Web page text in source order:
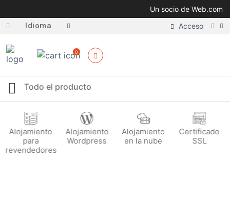
Un socio de Web.com
Idioma Acceso
0
Alojamiento
para
revendedores
Alojamiento
Wordpress
Alojamiento
en la nube
Certificado
SSL